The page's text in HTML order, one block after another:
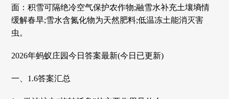
面：积雪可隔绝冷空气保护农作物;融雪水补充土壤墒情
缓解春旱;雪水含氮化物为天然肥料;低温冻土能消灭害
虫。
2026年蚂蚁庄园今日答案最新(今日已更新)
一、1.6答案汇总